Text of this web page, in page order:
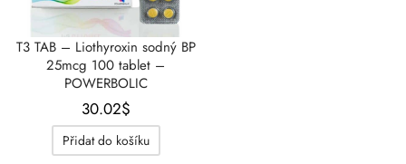
T3 TAB – Liothyroxin sodný BP
25mcg 100 tablet –
POWERBOLIC
30.02$
Přidat do košíku